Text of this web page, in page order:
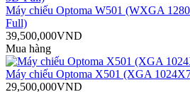
Máy chiếu Optoma W501 (WXGA
Full)
39,500,000VND
Mua hàng
Máy chiếu Optoma X501 (XGA
29,500,000VND